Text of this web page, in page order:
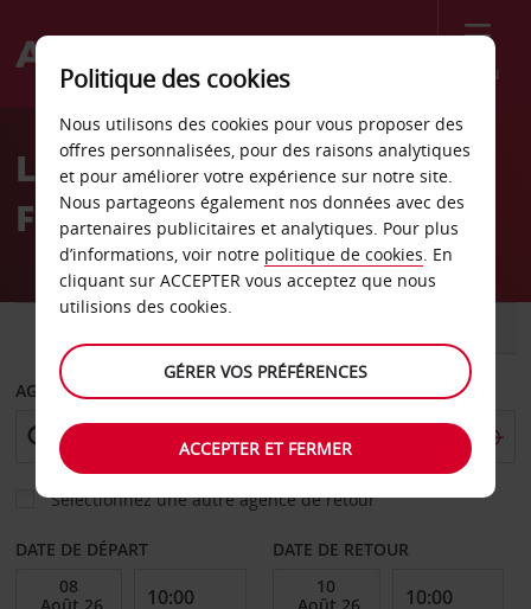
Menu
Welcome
AvisLocation de voiture
Farmington
AGENCE DE DÉPART
Sélectionnez une autre agence de retour
DATE DE DÉPART DATE DE RETOUR
Politique des cookies
Nous utilisons des cookies pour vous proposer des
offres personnalisées, pour des raisons analytiques
et pour améliorer votre expérience sur notre site.
Nous partageons également nos données avec des
partenaires publicitaires et analytiques. Pour plus
d’informations, voir notre politique de cookies. En
cliquant sur ACCEPTER vous acceptez que nous
utilisions des cookies.
GÉRER VOS PRÉFÉRENCES
ACCEPTER ET FERMER